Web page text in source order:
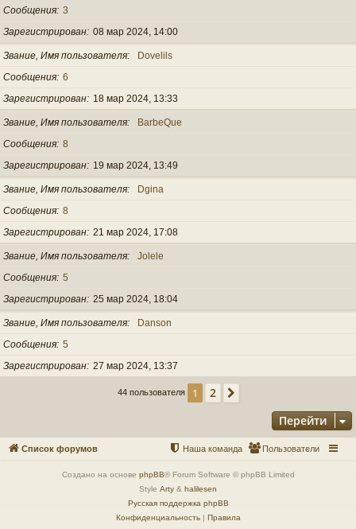
Сообщения 3
Зарегистрирован 08 мар 2024, 14:00
Звание, Имя пользователя
Dovelils
Сообщения 6
Зарегистрирован
18 мар 2024, 13:33
Звание, Имя пользователя
BarbeQue
Сообщения 8
Зарегистрирован
19 мар 2024, 13:49
Звание, Имя пользователя
Dgina
Сообщения 8
Зарегистрирован 21 мар 2024, 17:08
Звание, Имя пользователя
Jolele
Сообщения 5
Зарегистрирован 25 мар 2024, 18:04
Звание, Имя пользователя
Danson
Сообщения 5
Зарегистрирован 27 мар 2024, 13:37
44 пользователя 1 2
Перейти
Список форумов Пользователи
Наша команда
Создано на основе phpBB® Forum Software © phpBB Limited
Style Arty & halilesen
Русская поддержка phpBB
Конфиденциальность| Правила